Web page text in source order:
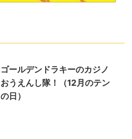
ゴールデンドラキーのカジノ
おうえんし隊！（12月のテン
の日）